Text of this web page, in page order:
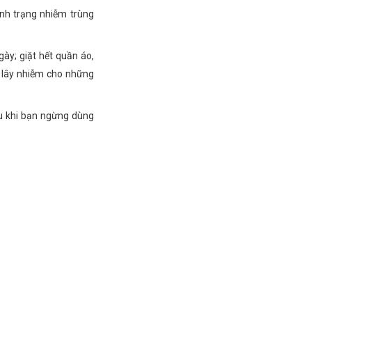
trạng nhiễm trùng
giặt hết quần áo,
nhiễm cho những
khi bạn ngừng dùng